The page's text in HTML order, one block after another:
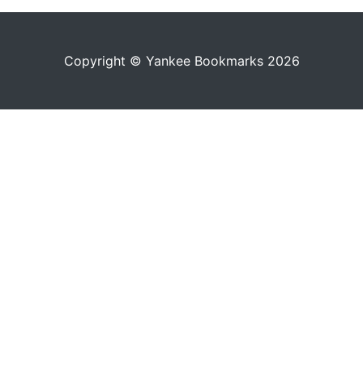
Copyright © Yankee Bookmarks 2026